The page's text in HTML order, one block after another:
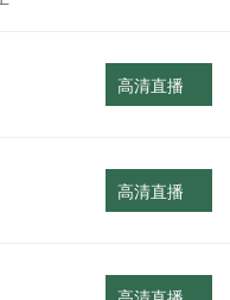
高清直播
高清直播